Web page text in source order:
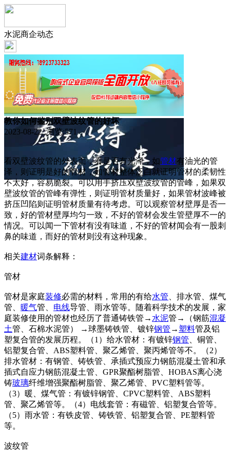
水泥商企动态
教你如何鉴别双壁波纹管的好坏
2023-08-22 浏览:571
看双壁波纹管的外表面，看是否有光泽，如管材有油光的管
泽，则证明是好的管材，如管材整体泛白就证明管材的柔韧性
不太好，容易脆裂。可以用手挤压双壁波纹管的管峰，如果双
壁波纹管的管峰有弹性，则证明管材质量好，如果管材波峰被
挤压凹陷则证明管材质量有待考虑。可以观察管材壁厚是否一
致，好的管材壁厚均匀一致，不好的管材会发生管壁厚不一的
情况。可以闻一下管材有没有味道，不好的管材闻会有一股刺
鼻的味道，而好的管材则没有这种现象。
相关建材词条解释：
管材
管材是家庭装修必需的材料，常用的有给水管 、排水管、煤气
管、 暖气管、 电线导管、雨水管等。随着科学技术的发展，家
庭装修使用的管材也经历了普通铸铁管→ 水泥管→（钢筋混凝
土管、石棉水泥管） →球墨铸铁管、镀锌钢管 → 塑料管及铝
塑复合管的发展历程。（1）给水管材：有镀锌钢管 、铜管、
铝塑复合管、ABS塑料管、聚乙烯管、聚丙烯管等不。（2）
排水管材：有钢管、铸铁管、承插式预应力钢筋混凝土管和承
插式自应力钢筋混凝土管、GPR聚酯树脂管、HOBAS离心浇
铸玻璃纤维增强聚酯树脂管、聚乙烯管、PVC塑料管等。
（3）暖、煤气管：有镀锌钢管、CPVC塑料管、ABS塑料
管、聚乙烯管等。（4）电线套管：有磁管、铝塑复合管等。
（5）雨水管：有铁皮管、铸铁管、铝塑复合管、PE塑料管
等。
波纹管